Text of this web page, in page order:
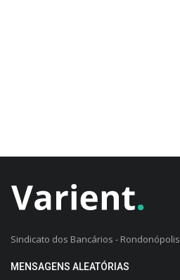
Sindicato dos Bancários - Rondonópolis
MENSAGENS ALEATÓRIAS